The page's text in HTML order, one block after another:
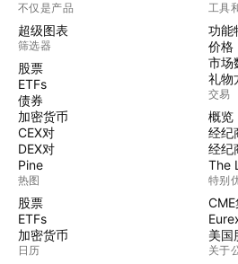
不仅是产品
超级图表
筛选器
股票
ETFs
债券
加密货币
CEX对
DEX对
Pine
热图
股票
ETFs
加密货币
日历
工具
功能
价格
市场
礼物
交易
概览
经纪
经纪
The
特别
美国
关于